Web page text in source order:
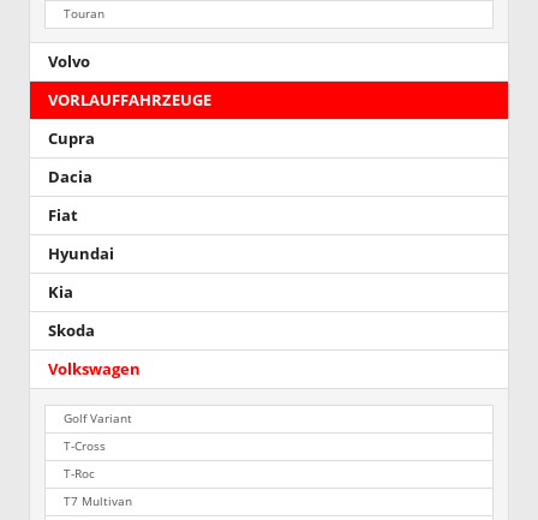
Touran
Volvo
VORLAUFFAHRZEUGE
Cupra
Dacia
Fiat
Hyundai
Kia
Skoda
Volkswagen
Golf Variant
T-Cross
T-Roc
T7 Multivan